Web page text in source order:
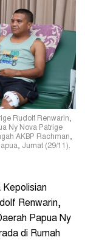
Rudolf Renwarin,
Ny Nova Patrige
AKBP Rachman,
Jumat (29/11).
Renwarin,
Papua Ny
di Rumah